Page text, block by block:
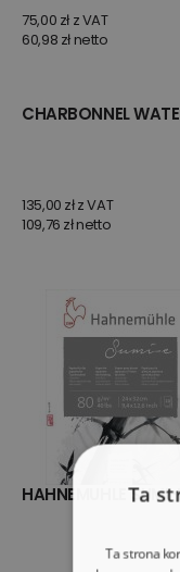
75,00 zł z VAT
60,98 zł netto
CHARBONNEL
135,00 zł z VAT
109,76 zł netto
HAHNEMUHLETa
Ta strona